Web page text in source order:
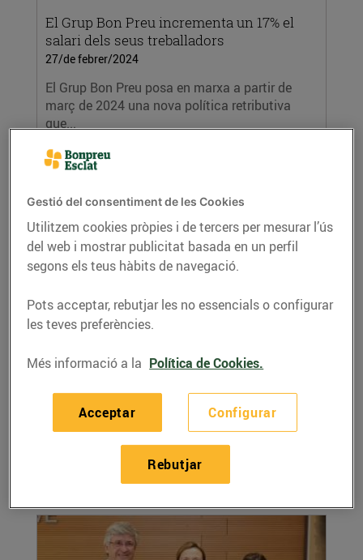
El Grup Bon Preu incrementa un 17% el
salari dels seus treballadors
27/de febrer/2024
El Grup Bon Preu posa en marxa a partir de
març de 2024 una nova política retributiva
que...
LLEGIR MÉS
gràcies a les aportacions dels clients de
12/de febrer/2024
La recaptació s’ha portat a terme a través de
l’Arrodoniment Solidari als establiments del
Gestió del consentiment de les Cookies
Utilitzem cookies pròpies i de tercers per mesurar l’ús
del web i mostrar publicitat basada en un perfil
segons els teus hàbits de navegació.
Pots acceptar, rebutjar les no essencials o configurar
les teves preferències.
Més informació a la Política de Cookies.
Configurar
Rebutjar
Acceptar